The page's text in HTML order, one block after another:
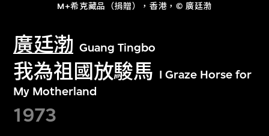
M+希克藏品（捐贈），香港，© 廣廷渤
廣廷渤 Guang Tingbo
我為祖國放駿馬 I Graze Horse for
My Motherland
1973
關於M+藏品
探索世界頂級的二十及二十一世紀視覺
文化藏品。